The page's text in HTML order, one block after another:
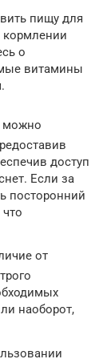
пищу для
кормлении
о
витамины
можно
доступ
Если за
посторонний
от
наоборот,